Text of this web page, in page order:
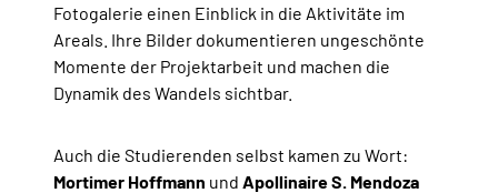
Fotogalerie einen Einblick in die Aktivitäte im
Areals. Ihre Bilder dokumentieren ungeschönte
Momente der Projektarbeit und machen die
Dynamik des Wandels sichtbar.
Auch die Studierenden selbst kamen zu Wort:
Mortimer Hoffmann und Apollinaire S. Mendoza